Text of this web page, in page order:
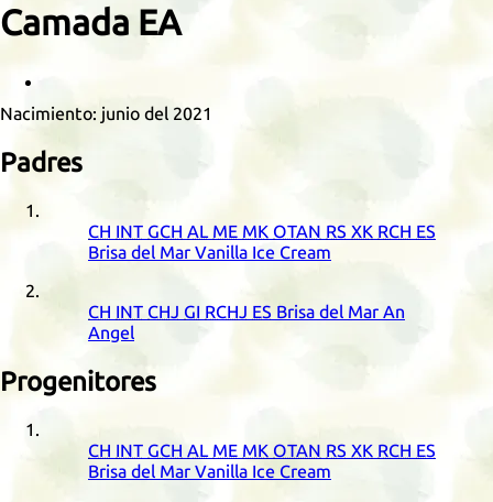
Camada EA
Nacimiento: junio del 2021
Padres
CH INT GCH AL ME MK OTAN RS XK RCH ES
Brisa del Mar Vanilla Ice Cream
CH INT CHJ GI RCHJ ES Brisa del Mar An
Angel
Progenitores
CH INT GCH AL ME MK OTAN RS XK RCH ES
Brisa del Mar Vanilla Ice Cream